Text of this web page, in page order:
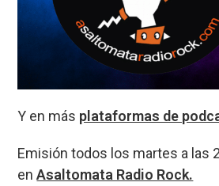
Y en más plataformas de
Emisión todos los martes a las
enAsaltomata Radio Rock.